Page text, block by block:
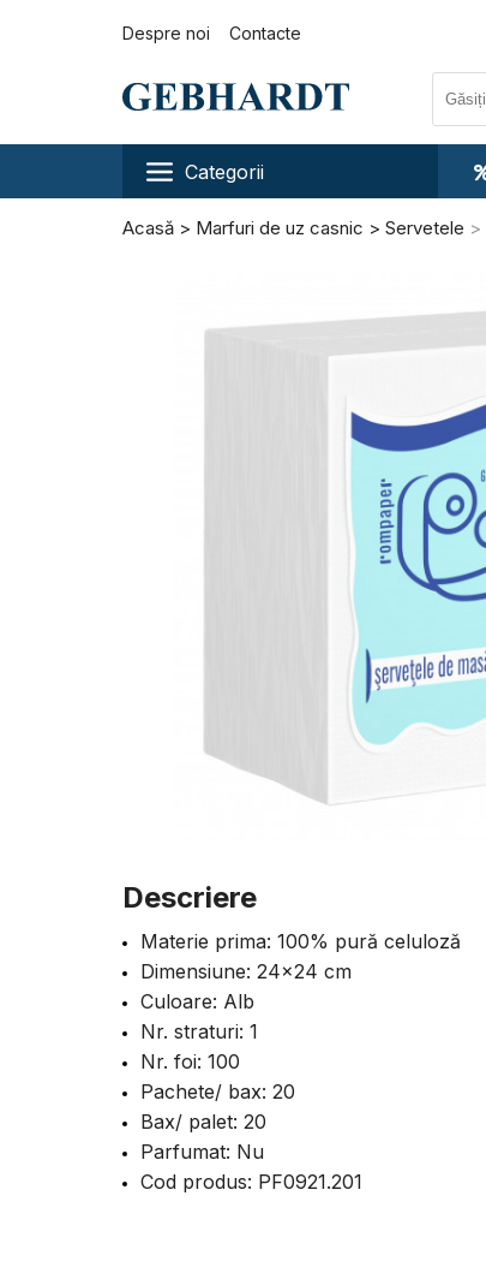
Despre noi Contacte
Categorii
Acasă Marfuri de uz casnic Servetele
Descriere
Materie prima: 100% pură celuloză
Dimensiune: 24×24 cm
Culoare: Alb
Nr. straturi: 1
Nr. foi: 100
Pachete/ bax: 20
Bax/ palet: 20
Parfumat: Nu
Cod produs: PF0921.201